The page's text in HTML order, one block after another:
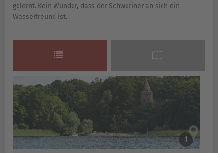
gelernt. Kein Wunder, dass der Schweriner an sich ein
Wasserfreund ist.
KARTENANSICHT
1